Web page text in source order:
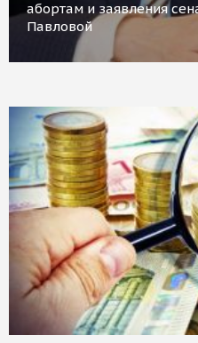
абортам и заявления
Павловой